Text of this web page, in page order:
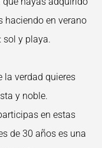
haciendo en verano
sol y playa.
la verdad quieres
y noble.
en estas
de 30 años es una